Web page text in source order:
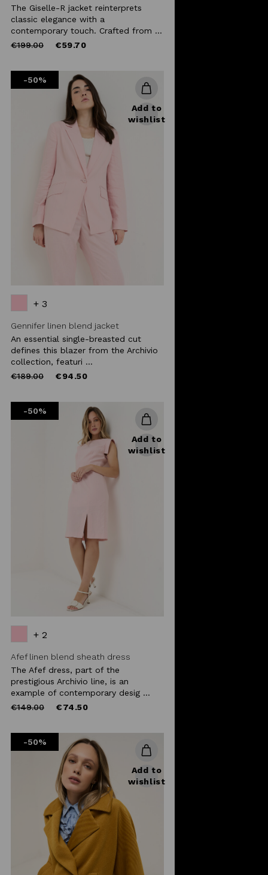
The Giselle-R jacket reinterprets
classic elegance with a
contemporary touch. Crafted from ...
Price
€199.00to €59.70
-50%
Add to
wishlist
+ 3
Gennifer linen blend jacket
An essential single-breasted cut
defines this blazer from the Archivio
collection, featuri ...
Price
€189.00to €94.50
-50%
Add to
wishlist
+ 2
Afef linen blend sheath dress
The Afef dress, part of the
prestigious Archivio line, is an
example of contemporary desig ...
Price
€149.00to €74.50
-50%
Add to
wishlist